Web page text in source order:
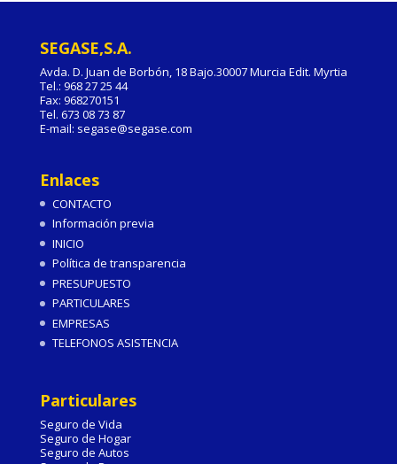
SEGASE,S.A.
Avda. D. Juan de Borbón, 18 Bajo.30007 Murcia Edit. Myrtia
Tel.: 968 27 25 44
Fax: 968270151
Tel. 673 08 73 87
E-mail: segase@segase.com
Enlaces
CONTACTO
Información previa
INICIO
Política de transparencia
PRESUPUESTO
PARTICULARES
EMPRESAS
TELEFONOS ASISTENCIA
Particulares
Seguro de Vida
Seguro de Hogar
Seguro de Autos